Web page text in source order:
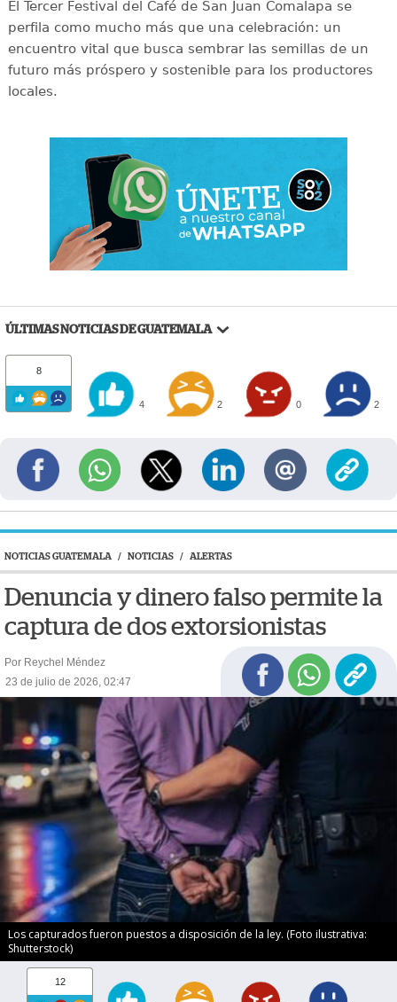
El Tercer Festival del Café de San Juan Comalapa se
perfila como mucho más que una celebración: un
encuentro vital que busca sembrar las semillas de un
futuro más próspero y sostenible para los productores
locales.
ÚLTIMAS NOTICIAS DE GUATEMALA
8
4 2 0 2
NOTICIAS GUATEMALA / NOTICIAS / ALERTAS
Denuncia y dinero falso permite la
captura de dos extorsionistas
Por Reychel Méndez
23 de julio de 2026, 02:47
Los capturados fueron puestos a disposición de la ley. (Foto ilustrativa:
Shutterstock)
12